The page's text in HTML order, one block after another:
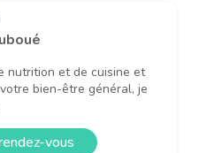
nutrition et de cuisine et
bien-être général, je
vous